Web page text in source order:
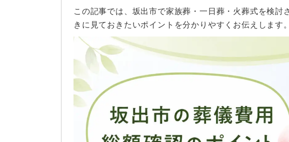
この記事では、坂出市で家族葬・一日葬・火葬式を検討
きに見ておきたいポイントを分かりやすくお伝えします。